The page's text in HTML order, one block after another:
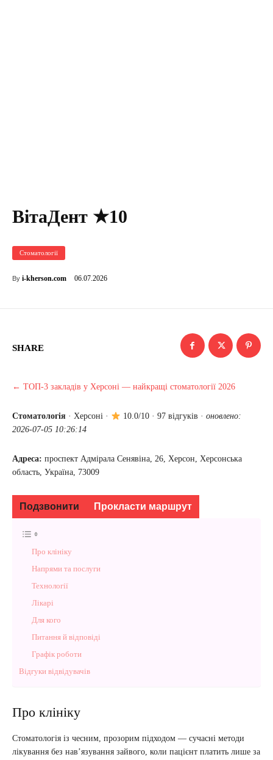
ВітаДент ★10
Стоматології
By i-kherson.com 06.07.2026
SHARE
← ТОП-3 закладів у Херсоні — найкращі стоматології 2026
Стоматологія · Херсоні · 10.0/10 · 97 відгуків · оновлено:
2026-07-05 10:26:14
Адреса: проспект Адмірала Сенявіна, 26, Херсон, Херсонська
область, Україна, 73009
Подзвонити Прокласти маршрут
Про клініку
Напрями та послуги
Технології
Лікарі
Для кого
Питання й відповіді
Графік роботи
Відгуки відвідувачів
Про клініку
Стоматологія із чесним, прозорим підходом — сучасні методи
лікування без нав’язування зайвого, коли пацієнт платить лише за